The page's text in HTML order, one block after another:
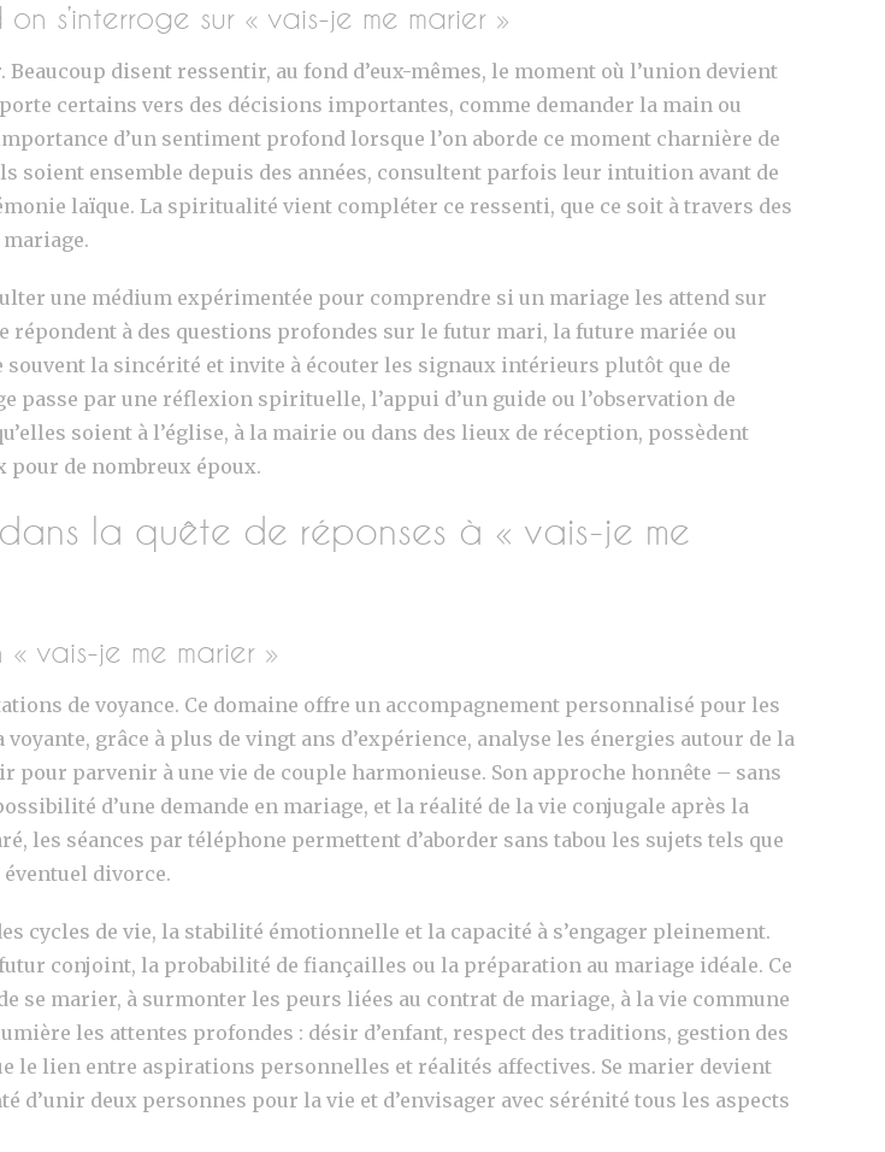
s’interroge sur « vais-je me marier »
disent ressentir, au fond d’eux-mêmes, le moment où l’union devient
certains vers des décisions importantes, comme demander la main ou
d’un sentiment profond lorsque l’on aborde ce moment charnière de
soient ensemble depuis des années, consultent parfois leur intuition avant de
laïque. La spiritualité vient compléter ce ressenti, que ce soit à travers des
une médium expérimentée pour comprendre si un mariage les attend sur
répondent à des questions profondes sur le futur mari, la future mariée ou
la sincérité et invite à écouter les signaux intérieurs plutôt que de
passe par une réflexion spirituelle, l’appui d’un guide ou l’observation de
soient à l’église, à la mairie ou dans des lieux de réception, possèdent
de nombreux époux.
la quête de réponses à « vais-je me
vais-je me marier »
de voyance. Ce domaine offre un accompagnement personnalisé pour les
grâce à plus de vingt ans d’expérience, analyse les énergies autour de la
parvenir à une vie de couple harmonieuse. Son approche honnête – sans
d’une demande en mariage, et la réalité de la vie conjugale après la
les séances par téléphone permettent d’aborder sans tabou les sujets tels que
éventuel divorce.
cycles de vie, la stabilité émotionnelle et la capacité à s’engager pleinement.
conjoint, la probabilité de fiançailles ou la préparation au mariage idéale. Ce
marier, à surmonter les peurs liées au contrat de mariage, à la vie commune
les attentes profondes : désir d’enfant, respect des traditions, gestion des
le lien entre aspirations personnelles et réalités affectives. Se marier devient
deux personnes pour la vie et d’envisager avec sérénité tous les aspects